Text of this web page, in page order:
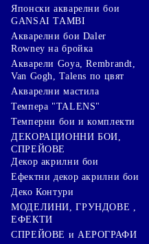
Японски акварелни бои
GANSAI TAMBI
Акварелни бои Daler
Rowney на бройка
Акварели Goya, Rembrandt,
Van Gogh, Talens по цвят
Акварелни мастила
Темпера "TALENS"
Темперни бои и комплекти
ДЕКОРАЦИОННИ БОИ,
СПРЕЙОВЕ
Декор акрилни бои
Ефектни декор акрилни бои
Деко Контури
МОДЕЛИНИ, ГРУНДОВЕ ,
ЕФЕКТИ
СПРЕЙОВЕ и АЕРОГРАФИ